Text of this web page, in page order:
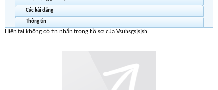
Các bài đăng
Thông tin
Hiện tại không có tin nhắn trong hồ sơ của Vsuhsgsjsjsh.